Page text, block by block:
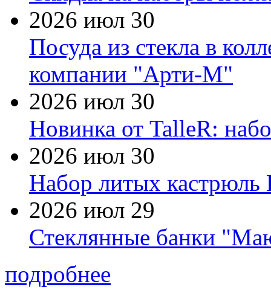
2026 июл 30
Посуда из стекла в
компании "Арти-М"
2026 июл 30
Новинка от TalleR:
2026 июл 30
Набор литых кастрюль
2026 июл 29
Стеклянные банки
подробнее